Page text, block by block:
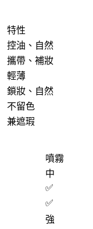
特性
控油、自然
攜帶、補妝
輕薄
鎖妝、自然
不留色
兼遮瑕
噴霧
中
✅
✅
強